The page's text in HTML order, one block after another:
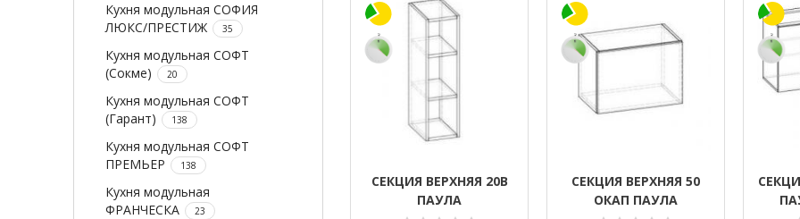
Кухня модульная СОФИЯ
ЛЮКС/ПРЕСТИЖ
35
Кухня модульная СОФТ
(Сокме)
20
Кухня модульная СОФТ
(Гарант)
138
Кухня модульная СОФТ
ПРЕМЬЕР
138
Кухня модульная
ФРАНЧЕСКА
23
СЕКЦИЯ ВЕРХНЯЯ 20В
ПАУЛА
СЕКЦИЯ ВЕРХНЯЯ 50
ОКАП ПАУЛА